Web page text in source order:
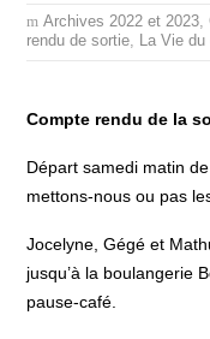
Archives 2022 et 2023,
rendu de sortie, La Vie du
Compte rendu de la
Départ samedi matin
mettons-nous ou pas
Jocelyne, Gégé et
jusqu’à la boulangerie
pause-café.